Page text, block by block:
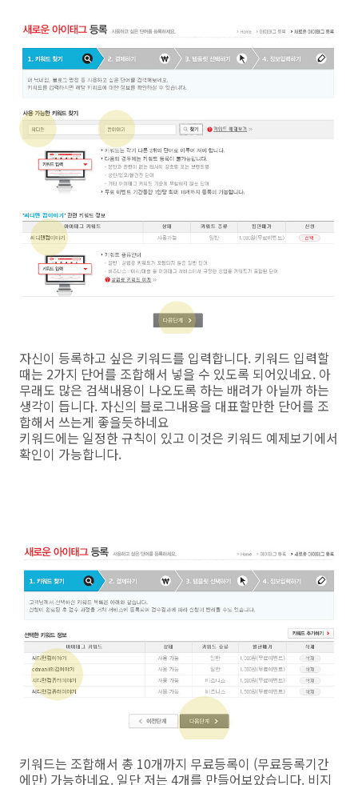
자신이 등록하고 싶은 키워드를 입력합니다. 키워드 입력할
때는 2가지 단어를 조합해서 넣을 수 있도록 되어있네요. 아
무래도 많은 검색내용이 나오도록 하는 배려가 아닐까 하는
생각이 듭니다. 자신의 블로그내용을 대표할만한 단어를 조
합해서 쓰는게 좋을듯하네요
키워드에는 일정한 규칙이 있고 이것은 키워드 예제보기에서
확인이 가능합니다.
키워드는 조합해서 총 10개까지 무료등록이 (무료등록기간
에만) 가능하네요. 일단 저는 4개를 만들어보았습니다. 비지